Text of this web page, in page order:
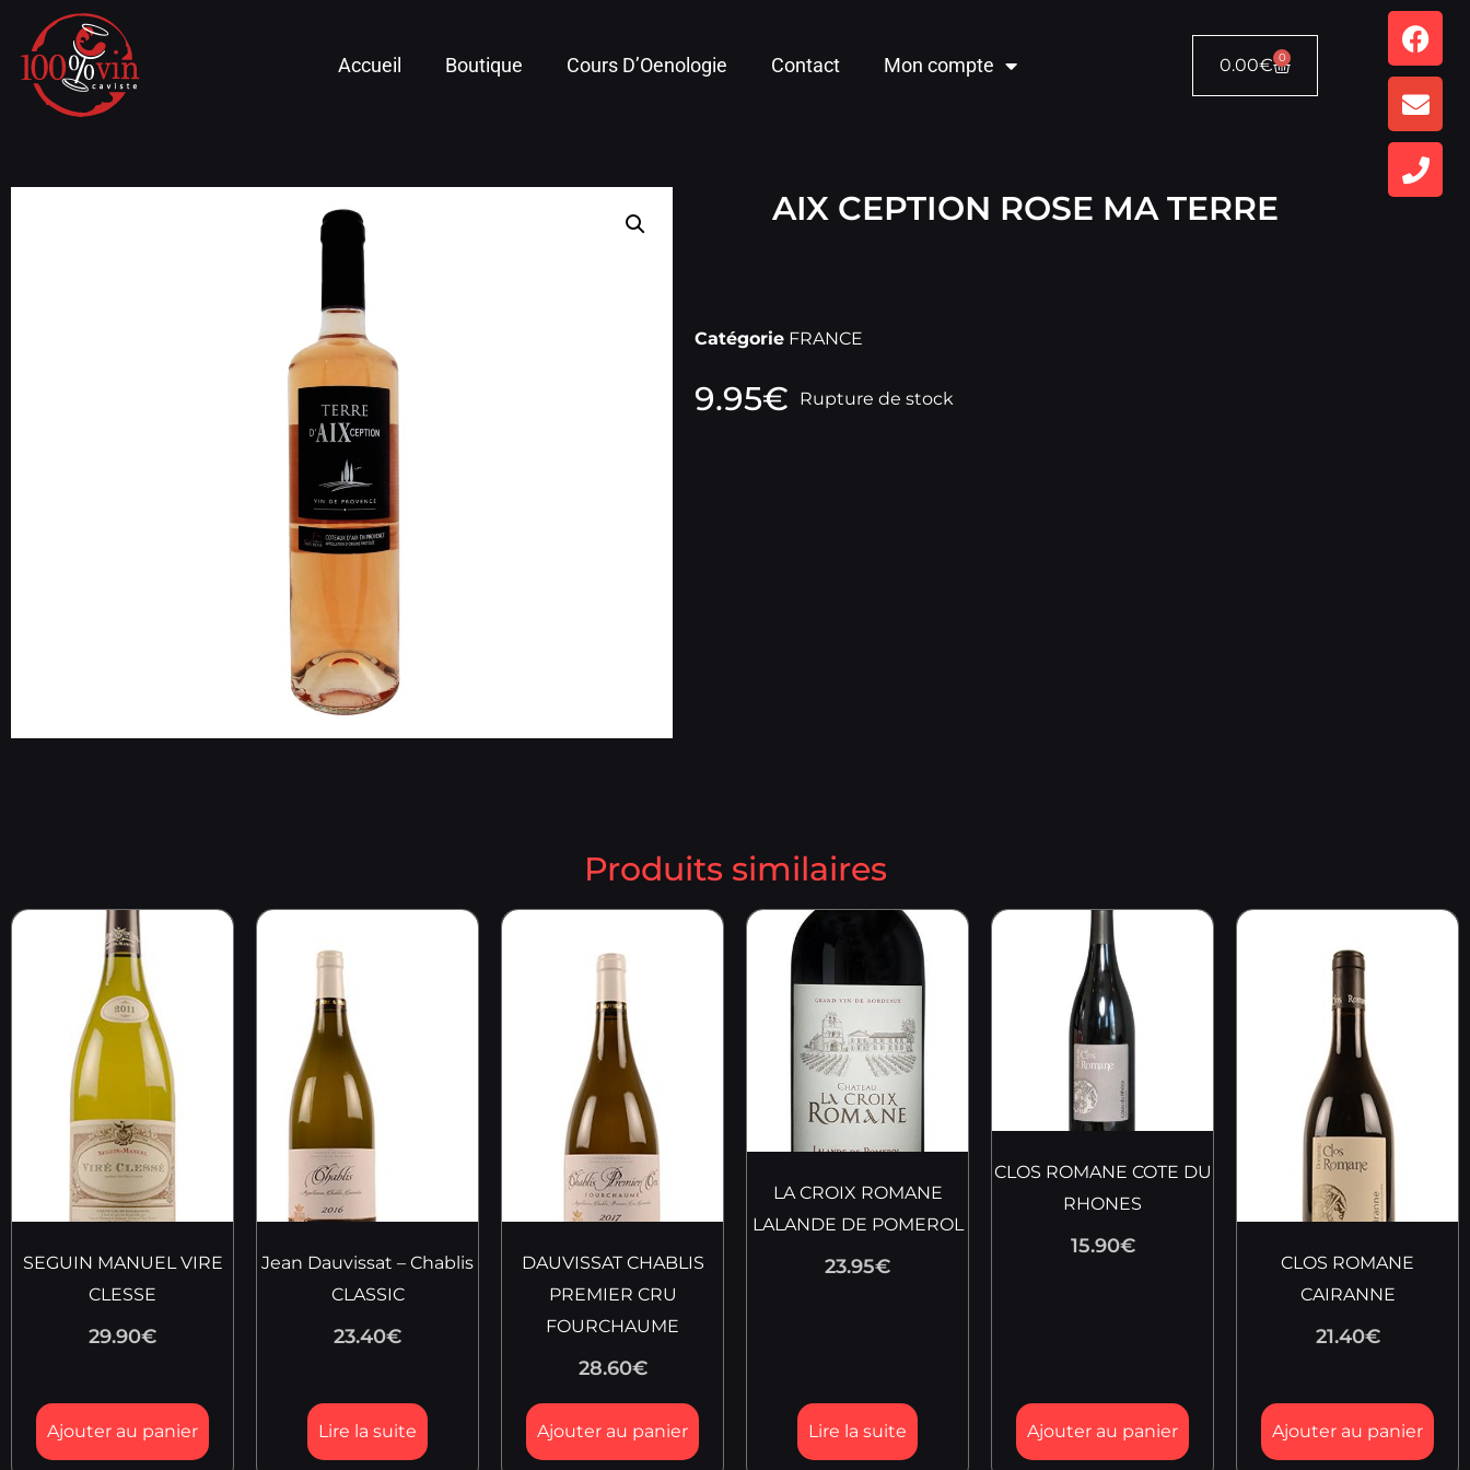
Accueil Boutique Cours D’Oenologie Contact Mon compte 0.00€ 0
AIX CEPTION ROSE MA TERRE
Catégorie FRANCE
9.95€ Rupture de stock
Produits similaires
SEGUIN MANUEL VIRE
CLESSE
29.90€
Ajouter au panier
Jean Dauvissat – Chablis
CLASSIC
23.40€
Lire la suite
DAUVISSAT CHABLIS
PREMIER CRU
FOURCHAUME
28.60€
Ajouter au panier
LA CROIX ROMANE
LALANDE DE POMEROL
23.95€
Lire la suite
CLOS ROMANE COTE DU
RHONES
15.90€
Ajouter au panier
CLOS ROMANE
CAIRANNE
21.40€
Ajouter au panier